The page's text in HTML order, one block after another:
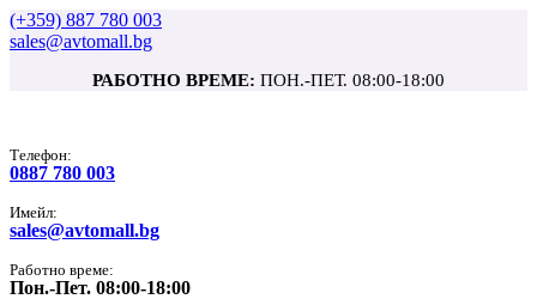
(+359) 887 780 003
sales@avtomall.bg
РАБОТНО ВРЕМЕ: ПОН.-ПЕТ. 08:00-18:00
Tелефон:
0887 780 003
Имейл:
sales@avtomall.bg
Работно време:
Пон.-Пет. 08:00-18:00